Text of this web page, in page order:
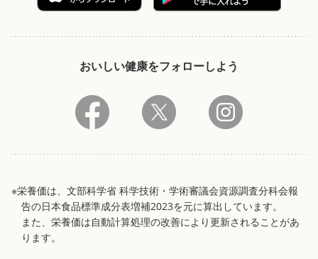
おいしい健康をフォローしよう
※栄養価は、文部科学省 科学技術・学術審議会資源調査分科会報
告の日本食品標準成分表増補2023を元に算出しています。
また、栄養価は自動計算処理の改善により更新されることがあ
ります。